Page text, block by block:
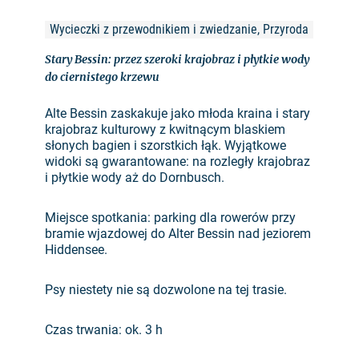
Wycieczki z przewodnikiem i zwiedzanie, Przyroda
Stary Bessin: przez szeroki krajobraz i płytkie wody
do ciernistego krzewu
Alte Bessin zaskakuje jako młoda kraina i stary
krajobraz kulturowy z kwitnącym blaskiem
słonych bagien i szorstkich łąk. Wyjątkowe
widoki są gwarantowane: na rozległy krajobraz
i płytkie wody aż do Dornbusch.
Miejsce spotkania: parking dla rowerów przy
bramie wjazdowej do Alter Bessin nad jeziorem
Hiddensee.
Psy niestety nie są dozwolone na tej trasie.
Czas trwania: ok. 3 h